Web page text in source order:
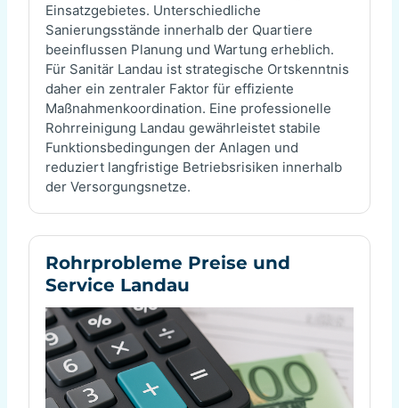
Einsatzgebietes. Unterschiedliche
Sanierungsstände innerhalb der Quartiere
beeinflussen Planung und Wartung erheblich.
Für Sanitär Landau ist strategische Ortskenntnis
daher ein zentraler Faktor für effiziente
Maßnahmenkoordination. Eine professionelle
Rohrreinigung Landau gewährleistet stabile
Funktionsbedingungen der Anlagen und
reduziert langfristige Betriebsrisiken innerhalb
der Versorgungsnetze.
Rohrprobleme Preise und
Service Landau